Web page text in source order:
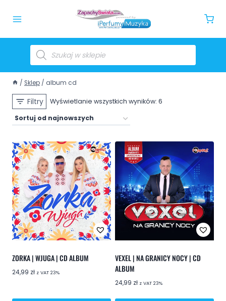
/ Sklep / album cd
Filtry Wyświetlanie wszystkich wyników: 6
ZORKA | WJUGA | CD ALBUM
24,99 zł z VAT 23%
VEXEL | NA GRANICY NOCY | CD
ALBUM
24,99 zł z VAT 23%